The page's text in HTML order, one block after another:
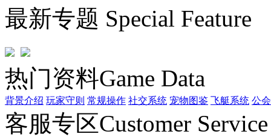
最新专题 Special Feature
热门资料Game Data
背景介绍 玩家守则 常规操作 社交系统 宠物图鉴 飞艇系统 公
客服专区Customer Service